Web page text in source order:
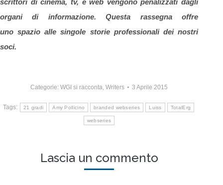
scrittori di cinema, tv, e web vengono penalizzati dagli
organi di informazione. Questa rassegna offre
uno spazio alle singole storie professionali dei nostri
soci.
Categorie: WGI si racconta, Writers 3 Aprile 2015
Tags: 21 gradi Amy Pollicino branded webseries Luiss TotalErg
webseries
Lascia un commento